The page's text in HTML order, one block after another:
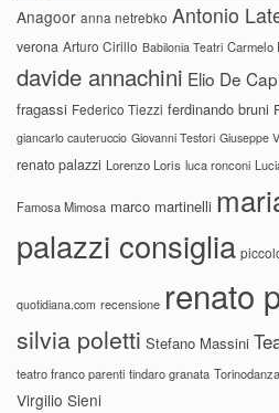
Anagoor anna netrebko Antonio
verona Arturo Cirillo Babilonia Teatri Carmelo
davide annachini Elio De
fragassi Federico Tiezzi ferdinando bruni
giancarlo cauteruccio Giovanni Testori Giuseppe
renato palazzi Lorenzo Loris luca ronconi
Famosa Mimosa marco martinelli
palazzi consiglia
quotidiana.com recensione renato
silvia poletti Stefano Massini
teatro franco parenti tindaro granata Torinodanza
Virgilio Sieni